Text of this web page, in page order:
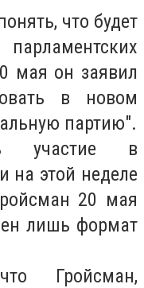
что будет
мая он заявил
в новом
партию".
участие в
на этой неделе
20 мая
лишь формат
Гройсман,